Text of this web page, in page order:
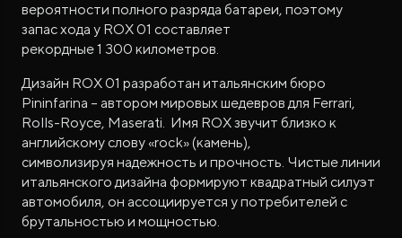
вероятности полного разряда батареи, поэтому
запас хода у ROX 01 составляет
рекордные 1 300 километров.
Дизайн ROX 01 разработан итальянским бюро
Pininfarina – автором мировых шедевров для Ferrari,
Rolls-Royce, Maserati. Имя ROX звучит близко к
английскому слову «rock» (камень),
символизируя надежность и прочность. Чистые линии
итальянского дизайна формируют квадратный силуэт
автомобиля, он ассоциируется у потребителей с
брутальностью и мощностью.